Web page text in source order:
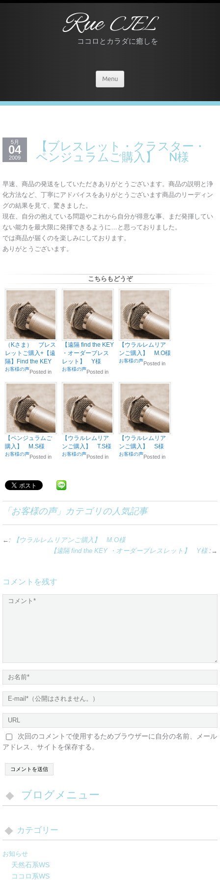
RueCIEL
ココロとカラダに癒しを
Menu
5月
04
2009
【ブレスレット・クラスター・
ペンジュラムご購入】 N様
早速、商品の発送をしていただきありがとうございます。商品の説明と浄
化方法など、丁寧にアドバイスをありがとうございます商品のリーディン
グの結果を見て、驚きました。
現在、自分の抱えている問題やこれから自分が得意な事、まだ発揮してい
ない能力を最大限に発揮できるように…と思っておりました。
では商品が届くのを楽しみにしております。
ありがとうございます。
こちらもどうぞ
（Kさま） ブレス
レットご購入+【遠
隔】Find the KEY
Posted in
お客様の声
【遠隔 find the KEY
・オーダーブレス
レット】 Y様
Posted in
お客様の声
【ウラルレムリア
ンご購入】 M.O様
Posted in
お客様の声
【ペンジュラムご
購入】 M.S様
Posted in
お客様の声
【ウラルレムリア
ンご購入】 T.S様
Posted in
お客様の声
【ウラルレムリア
ンご購入】 S様
Posted in
お客様の声
「お客様の声」カテゴリの人気記事
←:
【ウラルレムリアンご購入】 M.O様
【遠隔 find the KEY ・オーダーブレスレット】 Y様:→
コメントを残す
次回のコメントで使用するためブラウザーに自分の名前、メール
アドレス、サイトを保存する。
ブログメニュー
カテゴリー
お知らせ
天然石系WS
ココロ系WS